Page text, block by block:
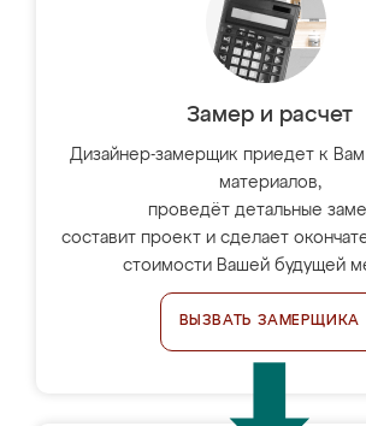
Замер и расчет
Дизайнер-замерщик приедет к Вам
материалов,
проведёт детальные
составит проект и сделает
стоимости Вашей будущей
ВЫЗВАТЬ ЗАМЕРЩИКА